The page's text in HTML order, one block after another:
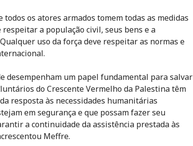
todos os atores armados tomem todas as medidas
a população civil, seus bens e a
uso da força deve respeitar as normas e
desempenham um papel fundamental para salvar
do Crescente Vermelho da Palestina têm
resposta às necessidades humanitárias
em segurança e que possam fazer seu
a continuidade da assistência prestada às
Meffre.